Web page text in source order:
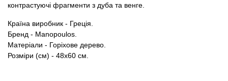
контрастуючі фрагменти з дуба та венге.
Країна виробник - Греція.
Бренд - Manopoulos.
Матеріали - Горіхове дерево.
Розміри (см) - 48х60 см.